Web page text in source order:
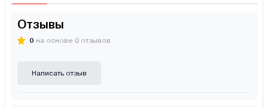
Отзывы
0 на основе 0 отзывов
Написать отзыв